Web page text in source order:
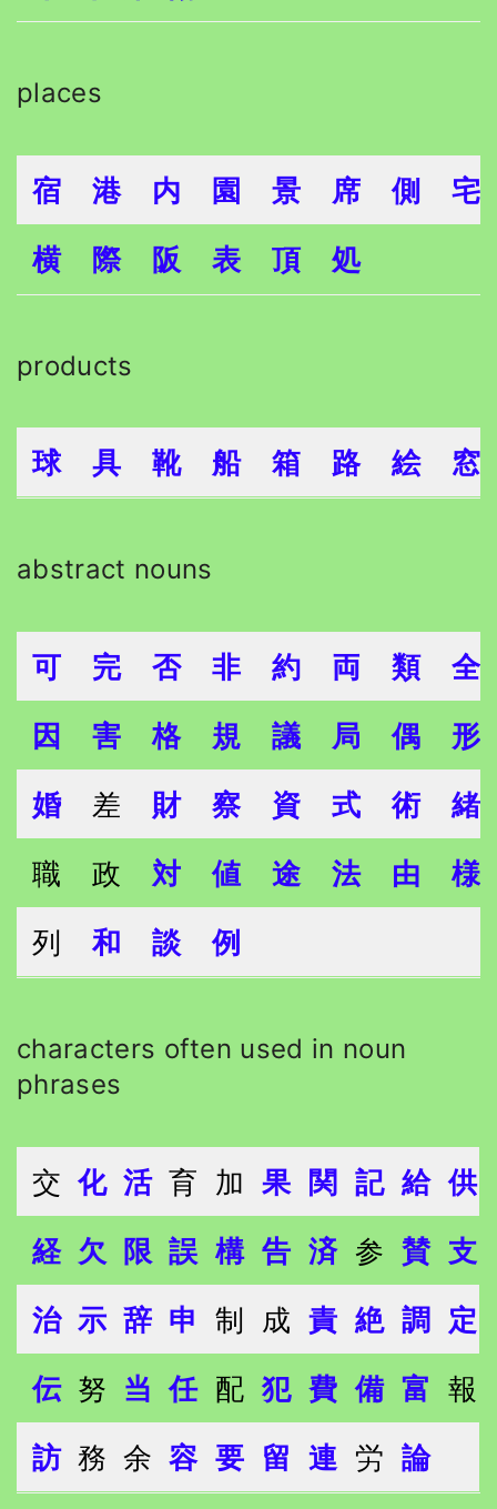
places
宿 港 内 園 景 席 側
宅
横
際 阪 表 頂 処
products
球 具 靴 船 箱 路 絵 窓
abstract nouns
可 完 否 非 約 両 類
全
因
害 格 規 議 局 偶
形
婚
差 財 察 資 式 術
緒
職
政 対 値 途 法 由
様
列
和 談 例
characters often used in noun
phrases
交 化 活 育 加 果 関 記 給 供
経 欠 限 誤 構 告 済 参 賛 支
治 示 辞 申 制 成 責 絶 調 定
伝 努 当 任 配 犯 費 備 富 報
訪 務 余 容 要 留 連 労 論